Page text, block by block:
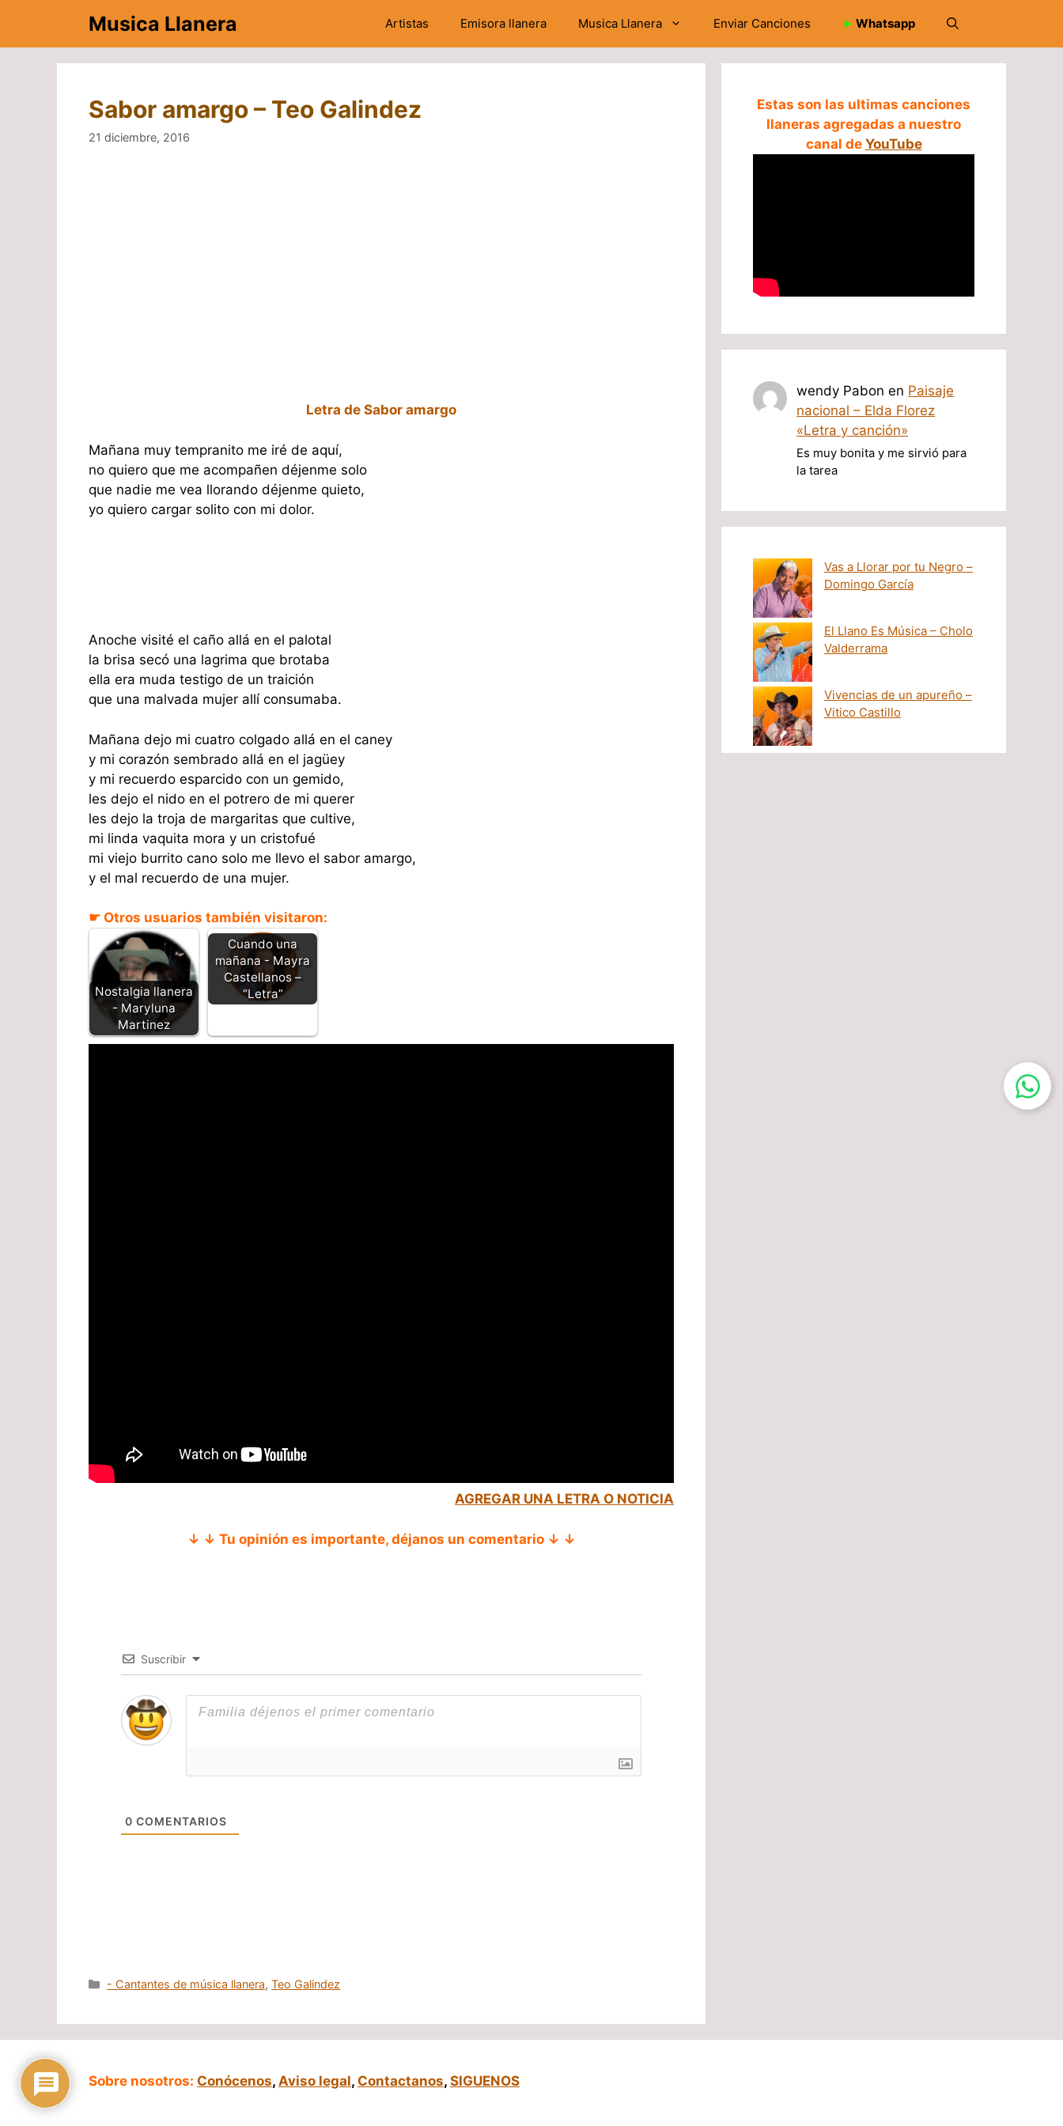
contenido
Musica Llanera Artistas Emisora llanera Musica Llanera Enviar Canciones ➤ Whatsapp
Sabor amargo – Teo Galindez
21 diciembre, 2016
Letra de Sabor amargo
Mañana muy tempranito me iré de aquí,
no quiero que me acompañen déjenme solo
que nadie me vea llorando déjenme quieto,
yo quiero cargar solito con mi dolor.
Anoche visité el caño allá en el palotal
la brisa secó una lagrima que brotaba
ella era muda testigo de un traición
que una malvada mujer allí consumaba.
Mañana dejo mi cuatro colgado allá en el caney
y mi corazón sembrado allá en el jagüey
y mi recuerdo esparcido con un gemido,
les dejo el nido en el potrero de mi querer
les dejo la troja de margaritas que cultive,
mi linda vaquita mora y un cristofué
mi viejo burrito cano solo me llevo el sabor amargo,
y el mal recuerdo de una mujer.
☛ Otros usuarios también visitaron:
Nostalgia llanera
- Maryluna
Martinez
Cuando una
mañana - Mayra
Castellanos –
“Letra”
AGREGAR UNA LETRA O NOTICIA
↓ ↓ Tu opinión es importante, déjanos un comentario ↓ ↓
Suscribir
0 COMENTARIOS
Categorías
- Cantantes de música llanera,Teo Galindez
Estas son las ultimas canciones
llaneras agregadas a nuestro
canal de YouTube
wendy Pabon en Paisaje
nacional – Elda Florez
«Letra y canción»
Es muy bonita y me sirvió para
la tarea
Vas a Llorar por tu Negro –
Domingo García
El Llano Es Música – Cholo
Valderrama
Vivencias de un apureño –
Vitico Castillo
Sobre nosotros: Conócenos, Aviso legal, Contactanos, SIGUENOS